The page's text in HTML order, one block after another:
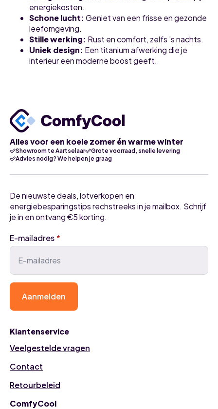
energiekosten.
Schone lucht: Geniet van een frisse en gezonde
leefomgeving.
Stille werking: Rust en comfort, zelfs ’s nachts.
Uniek design: Een titanium afwerking die je
interieur een moderne boost geeft.
Alles voor een koele zomer én warme winter
Showroom te Aartselaar
Grote voorraad, snelle levering
Advies nodig? We helpen je graag
Klantenservice
Veelgestelde vragen
Contact
Retourbeleid
ComfyCool
De nieuwste deals, lotverkopen en
energiebesparingstips rechstreeks in je mailbox. Schrijf
je in en ontvang €5 korting.
E-mailadres*
Aanmelden